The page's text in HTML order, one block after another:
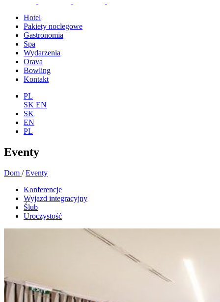
Hotel
Pakiety noclegowe
Gastronomia
Spa
Wydarzenia
Orava
Bowling
Kontakt
PL
SK EN
SK
EN
PL
Eventy
Dom /Eventy
Konferencje
Wyjazd integracyjny
Ślub
Uroczystość